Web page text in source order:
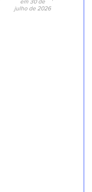
em 30 de
julho de 2026